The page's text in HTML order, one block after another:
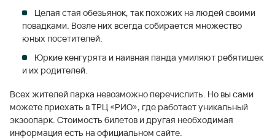
Целая стая обезьянок, так похожих на людей своими
повадками. Возле них всегда собирается множество
юных посетителей.
Юркие кенгурята и наивная панда умиляют ребятишек
и их родителей.
Всех жителей парка невозможно перечислить. Но вы сами
можете приехать в ТРЦ «РИО», где работает уникальный
экзоопарк. Стоимость билетов и другая необходимая
информация есть на официальном сайте.